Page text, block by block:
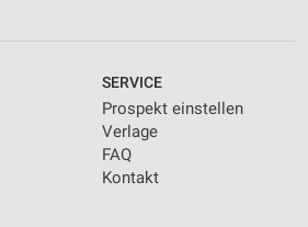
SERVICE
Prospekt einstellen
Verlage
FAQ
Kontakt